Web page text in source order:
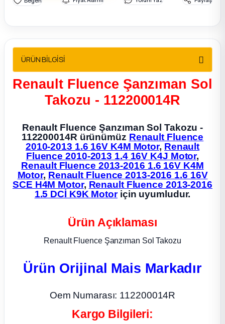
Sedan
Parça
ÜRÜN BİLGİSİ
Renault Fluence Şanzıman Sol
Takozu - 112200014R
Renault Fluence Şanzıman Sol Takozu -
112200014R ürünümüz Renault Fluence
2010-2013 1.6 16V K4M Motor, Renault
Fluence 2010-2013 1.4 16V K4J Motor,
Renault Fluence 2013-2016 1.6 16V K4M
Motor, Renault Fluence 2013-2016 1.6 16V
SCE H4M Motor, Renault Fluence 2013-2016
1.5 DCİ K9K Motoriçin uyumludur.
Ürün Açıklaması
Renault Fluence Şanzıman Sol Takozu
Ürün Orijinal Mais Markadır
Oem Numarası: 112200014R
Kargo Bilgileri: